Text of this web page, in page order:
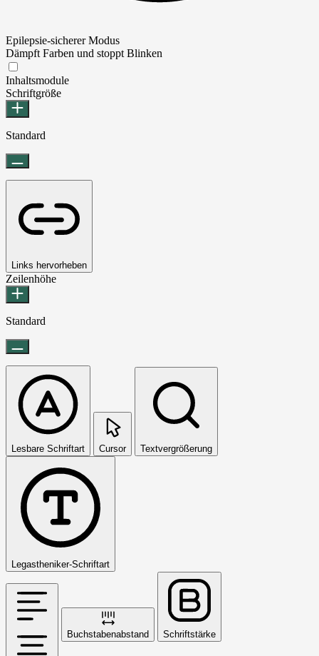
Epilepsie-sicherer Modus
Dämpft Farben und stoppt Blinken
Inhaltsmodule
Schriftgröße
Standard
Links hervorheben
Zeilenhöhe
Standard
Lesbare Schriftart Cursor Textvergrößerung
Legastheniker-Schriftart
Buchstabenabstand Schriftstärke